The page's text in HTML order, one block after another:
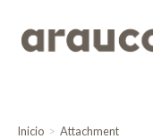
Inicio Attachment